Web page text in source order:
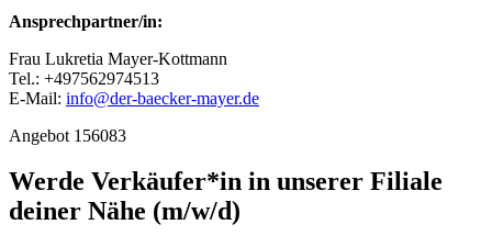
Ansprechpartner/in:
Frau Lukretia Mayer-Kottmann
Tel.: +497562974513
E-Mail: info@der-baecker-mayer.de
Angebot 156083
Werde Verkäufer*in in unserer Filiale
deiner Nähe (m/w/d)